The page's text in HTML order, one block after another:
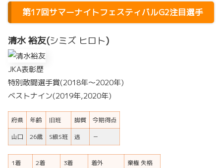
第17回サマーナイトフェスティバルG2注目選手
清水 裕友(シミズ ヒロト)
JKA表彰歴
特別敢闘選手賞(2018年～2020年)
ベストナイン(2019年,2020年)
府県 年齢 旧班 脚質
今期得点
山口
26歳 S級S班 逃 －
1着 2着 3着 着外
棄権 失格